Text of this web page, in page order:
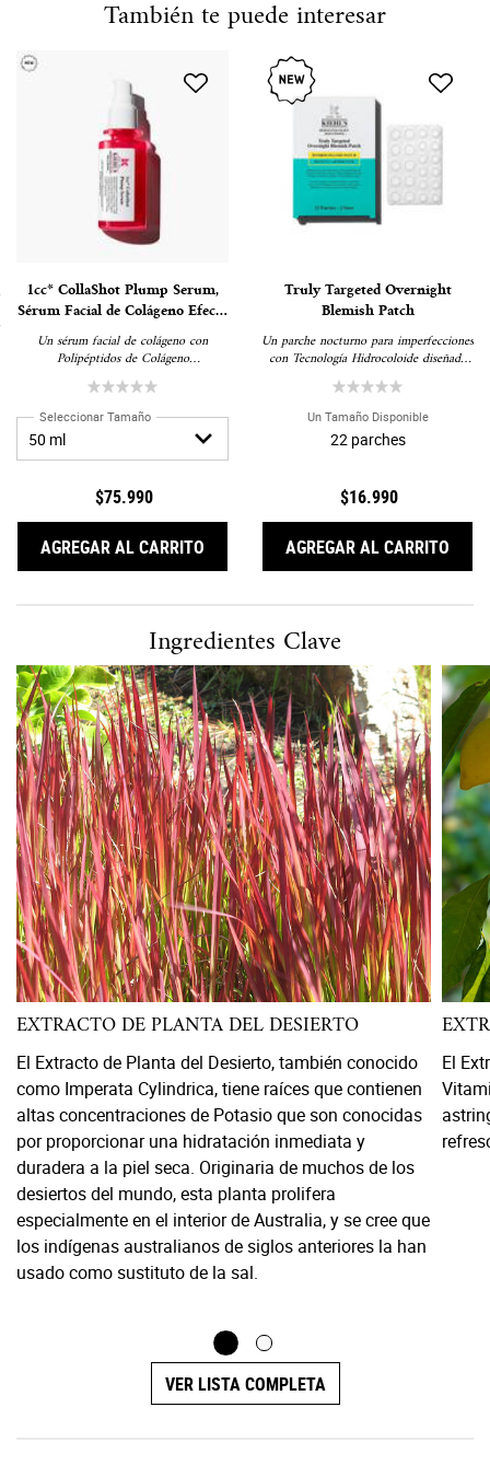
PDP Slot 1 SectionTambién te puede interesar
1cc* CollaShot Plump Serum,
Sérum Facial de Colágeno Efecto
Lifting y Relleno
Un sérum facial de colágeno con
Polipéptidos de Colágeno
visiblemente la piel, ayuda a recuperar la
firmeza y combate los signos de la edad
<br><br> *Un polipéptido de colágeno
biosintético, diseñado para asimilarse a
forma natural en el colágeno humano.
Seleccionar Tamaño
$75.990
AGREGAR AL CARRITO 1CC* COLLASHOT PLUMP SERUM,
Truly Targeted Overnight
Blemish Patch
Un parche nocturno para imperfecciones
con Tecnología Hidrocoloide diseñado
la zona y cubrir la imperfección para
reducirla visiblemente.
Un Tamaño Disponible
22 parches
$16.990
AGREGAR AL CARRITO
Ingredientes Clave
EXTRACTO DE PLANTA DEL DESIERTO
El Extracto de Planta del Desierto, también conocido
como Imperata Cylindrica, tiene raíces que contienen
altas concentraciones de Potasio que son conocidas
por proporcionar una hidratación inmediata y
duradera a la piel seca. Originaria de muchos de los
desiertos del mundo, esta planta prolifera
especialmente en el interior de Australia, y se cree que
los indígenas australianos de siglos anteriores la han
usado como sustituto de la sal.
El
VER LISTA COMPLETA